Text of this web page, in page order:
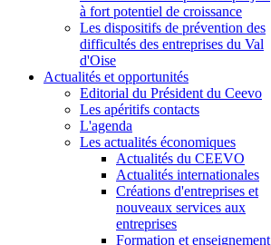
à fort potentiel de croissance
Les dispositifs de prévention des
difficultés des entreprises du Val
d'Oise
Actualités et opportunités
Editorial du Président du Ceevo
Les apéritifs contacts
L'agenda
Les actualités économiques
Actualités du CEEVO
Actualités internationales
Créations d'entreprises et
nouveaux services aux
entreprises
Formation et enseignement